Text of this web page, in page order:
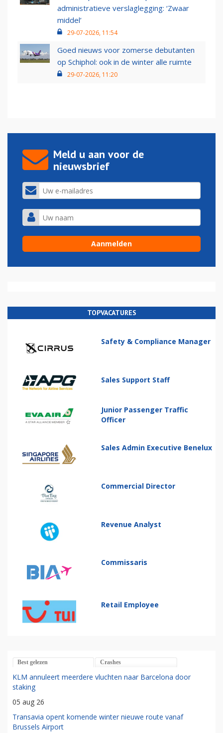
administratieve verslaglegging: ‘Zwaar
middel’
29-07-2026, 11:54
Goed nieuws voor zomerse debutanten
op Schiphol: ook in de winter alle ruimte
29-07-2026, 11:20
Meld u aan voor de
nieuwsbrief
TOPVACATURES
Safety & Compliance Manager
Sales Support Staff
Junior Passenger Traffic
Officer
Sales Admin Executive Benelux
Commercial Director
Revenue Analyst
Commissaris
Retail Employee
Best gelezen Crashes
KLM annuleert meerdere vluchten naar Barcelona door
staking
05 aug 26
Transavia opent komende winter nieuwe route vanaf
Brussels Airport